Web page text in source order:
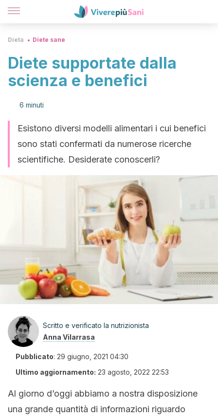
Dieta Diete sane
Diete supportate dalla
scienza e benefici
6 minuti
Esistono diversi modelli alimentari i cui benefici
sono stati confermati da numerose ricerche
scientifiche. Desiderate conoscerli?
Scritto e verificato la nutrizionista
Anna Vilarrasa
Pubblicato: 29 giugno, 2021 04:30
Ultimo aggiornamento: 23 agosto, 2022 22:53
Al giorno d’oggi abbiamo a nostra disposizione
una grande quantità di informazioni riguardo